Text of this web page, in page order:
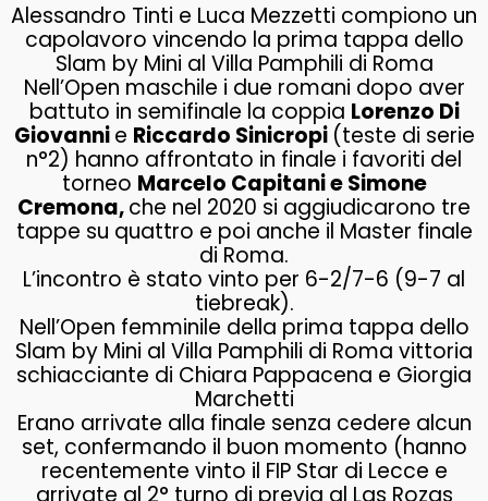
Alessandro Tinti e Luca Mezzetti compiono un
capolavoro vincendo la prima tappa dello
Slam by Mini al Villa Pamphili di Roma
Nell’Open maschile i due romani dopo aver
battuto in semifinale la coppia Lorenzo Di
Giovannie Riccardo Sinicropi (teste di serie
n°2) hanno affrontato in finale i favoriti del
torneo Marcelo Capitani e Simone
Cremona,che nel 2020 si aggiudicarono tre
tappe su quattro e poi anche il Master finale
di Roma.
L’incontro è stato vinto per 6-2/7-6 (9-7 al
tiebreak).
Nell’Open femminile della prima tappa dello
Slam by Mini al Villa Pamphili di Roma vittoria
schiacciante di Chiara Pappacena e Giorgia
Marchetti
Erano arrivate alla finale senza cedere alcun
set, confermando il buon momento (hanno
recentemente vinto il FIP Star di Lecce e
arrivate al 2° turno di previa al Las Rozas